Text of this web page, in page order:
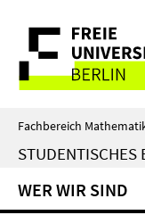
direkt
Inhalt
Service-
Navigation
Fachbereich
STUDENTISCHES
WER WIR SIND